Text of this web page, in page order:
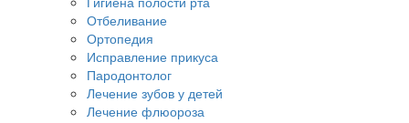
Отбеливание
Ортопедия
Исправление прикуса
Пародонтолог
Лечение зубов у детей
Лечение флюороза